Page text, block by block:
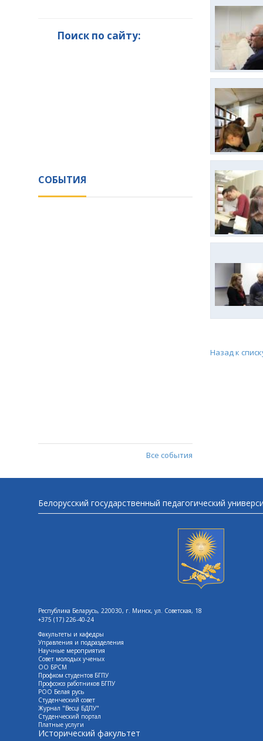
Поиск по сайту:
СОБЫТИЯ
Все события
Назад к
Белорусский государственный педагогический
Республика Беларусь, 220030, г. Минск, ул. Советская, 18
+375 (17) 226-40-24
Факультеты и кафедры
Управления и подразделения
Научные мероприятия
Совет молодых ученых
ОО БРСМ
Профком студентов БГПУ
Профсоюз работников БГПУ
РОО Белая русь
Студенческий совет
Журнал "Весцi БДПУ"
Студенческий портал
Платные услуги
Исторический факультет